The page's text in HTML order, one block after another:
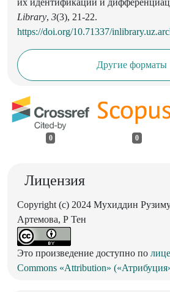
их идентификации и
Library, 3(3), 21-22.
https://doi.org/10.71337/
Другие форматы
0 0
Лицензия
Copyright (c) 2024 Мухиддин
Артемова, Р Тен
Это произведение доступно по
Commons «Attribution»